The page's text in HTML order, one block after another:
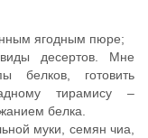
ягодным пюре;
десертов. Мне
белков, готовить
тирамису –
белка.
муки, семян чиа,